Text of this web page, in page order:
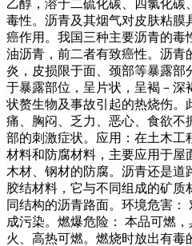
乙醇，溶于二硫化碳、四氯化
毒性。沥青及其烟气对皮肤粘膜
癌作用。我国三种主要沥青的毒
油沥青，前二者有致癌性。沥青
炎，皮损限于面、颈部等暴露部
于暴露部位，呈片状，呈褐－深
状赘生物及事故引起的热烧伤。
痛、胸闷、乏力、恶心、食欲不
部的刺激症状。应用：在土木工
材料和防腐材料，主要应用于屋
木材、钢材的防腐。沥青还是道
胶结材料，它与不同组成的矿质
同结构的沥青路面。环境危害：
成污染。燃爆危险： 本品可燃
火、高热可燃。燃烧时放出有毒